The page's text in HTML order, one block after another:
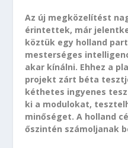
Az új megközelítést
érintettek, már
köztük egy holland
mesterséges
akar kínálni. Ehhez a
projekt zárt béta
kéthetes ingyenes
ki a modulokat,
minőséget. A holland
őszintén számoljanak